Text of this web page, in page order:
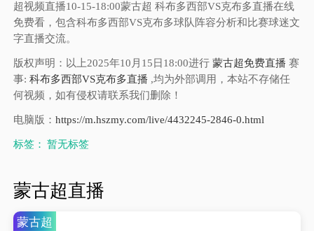
超视频直播10-15-18:00蒙古超 科布多西部VS克布多直播在线
免费看，包含科布多西部VS克布多球队阵容分析和比赛球迷文
字直播交流。
版权声明：以上2025年10月15日18:00进行蒙古超免费直播 赛
事:科布多西部VS克布多直播 ,均为外部调用，本站不存储任
何视频，如有侵权请联系我们删除！
电脑版：https://m.hszmy.com/live/4432245-2846-0.html
标签： 暂无标签
蒙古超直播
蒙古超